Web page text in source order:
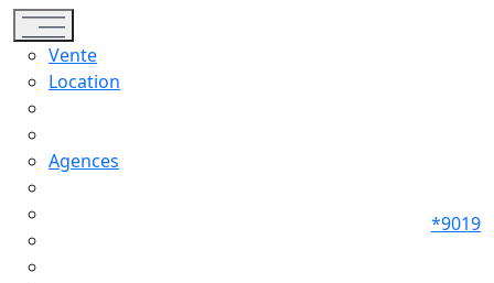
Toggle navigation
Vente
Location
Agences
*9019